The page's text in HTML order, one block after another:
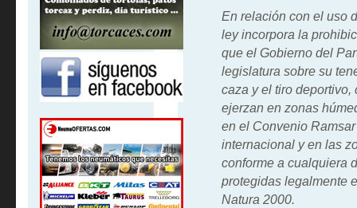
En relación con el uso
ley incorpora la
que el Gobierno del
legislatura sobre su
caza y el tiro
ejerzan en zonas
en el Convenio
internacional y en las
conforme a cualquiera
protegidas legalmente
Natura 2000.